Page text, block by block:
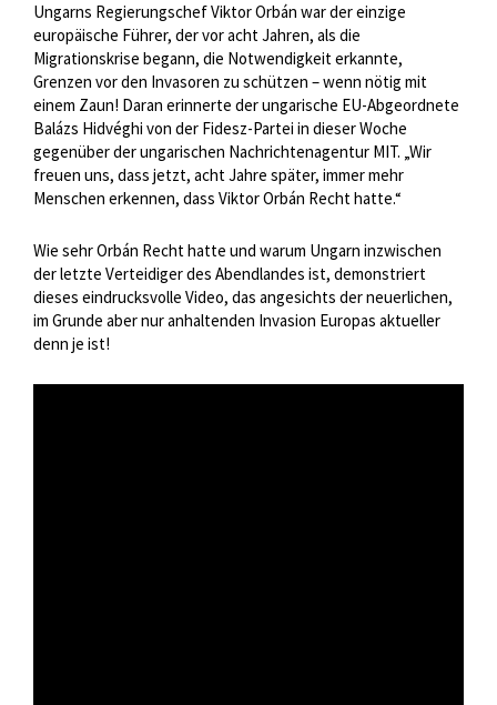
Ungarns Regierungschef Viktor Orbán war der einzige
europäische Führer, der vor acht Jahren, als die
Migrationskrise begann, die Notwendigkeit erkannte,
Grenzen vor den Invasoren zu schützen – wenn nötig mit
einem Zaun! Daran erinnerte der ungarische EU-Abgeordnete
Balázs Hidvéghi von der Fidesz-Partei in dieser Woche
gegenüber der ungarischen Nachrichtenagentur MIT. „Wir
freuen uns, dass jetzt, acht Jahre später, immer mehr
Menschen erkennen, dass Viktor Orbán Recht hatte.“
Wie sehr Orbán Recht hatte und warum Ungarn inzwischen
der letzte Verteidiger des Abendlandes ist, demonstriert
dieses eindrucksvolle Video, das angesichts der neuerlichen,
im Grunde aber nur anhaltenden Invasion Europas aktueller
denn je ist!